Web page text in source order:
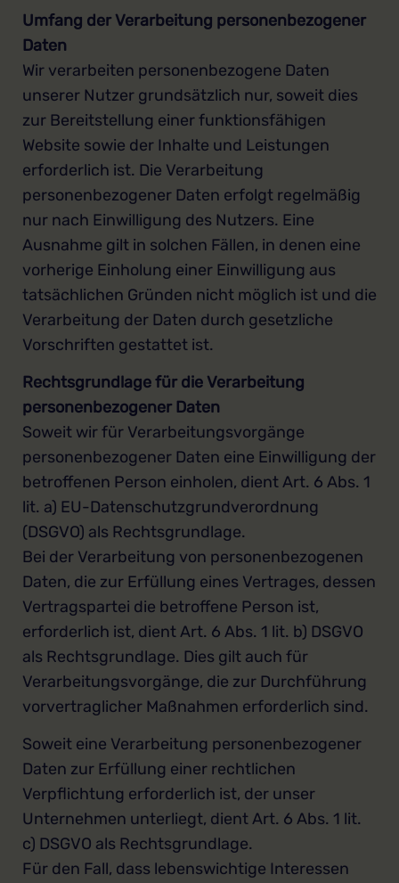
Umfang der Verarbeitung personenbezogener
Daten
Wir verarbeiten personenbezogene Daten
unserer Nutzer grundsätzlich nur, soweit dies
zur Bereitstellung einer funktionsfähigen
Website sowie der Inhalte und Leistungen
erforderlich ist. Die Verarbeitung
personenbezogener Daten erfolgt regelmäßig
nur nach Einwilligung des Nutzers. Eine
Ausnahme gilt in solchen Fällen, in denen eine
vorherige Einholung einer Einwilligung aus
tatsächlichen Gründen nicht möglich ist und die
Verarbeitung der Daten durch gesetzliche
Vorschriften gestattet ist.
Rechtsgrundlage für die Verarbeitung
personenbezogener Daten
Soweit wir für Verarbeitungsvorgänge
personenbezogener Daten eine Einwilligung der
betroffenen Person einholen, dient Art. 6 Abs. 1
lit. a) EU-Datenschutzgrundverordnung
(DSGVO) als Rechtsgrundlage.
Bei der Verarbeitung von personenbezogenen
Daten, die zur Erfüllung eines Vertrages, dessen
Vertragspartei die betroffene Person ist,
erforderlich ist, dient Art. 6 Abs. 1 lit. b) DSGVO
als Rechtsgrundlage. Dies gilt auch für
Verarbeitungsvorgänge, die zur Durchführung
vorvertraglicher Maßnahmen erforderlich sind.
Soweit eine Verarbeitung personenbezogener
Daten zur Erfüllung einer rechtlichen
Verpflichtung erforderlich ist, der unser
Unternehmen unterliegt, dient Art. 6 Abs. 1 lit.
c) DSGVO als Rechtsgrundlage.
Für den Fall, dass lebenswichtige Interessen